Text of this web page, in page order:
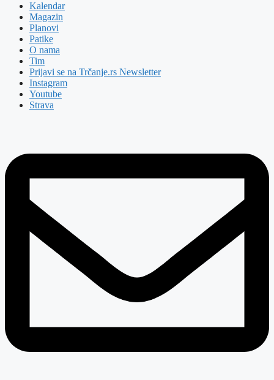
Kalendar
Magazin
Planovi
Patike
O nama
Tim
Prijavi se na Trčanje.rs Newsletter
Instagram
Youtube
Strava